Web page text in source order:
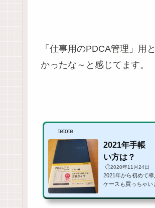
「仕事用のPDCA管理」用
かったな～と感じてます。
tetote
2021年手帳
い方は？
🕒️2020年11月24日
2021年から初めて
ケースも買っちゃい